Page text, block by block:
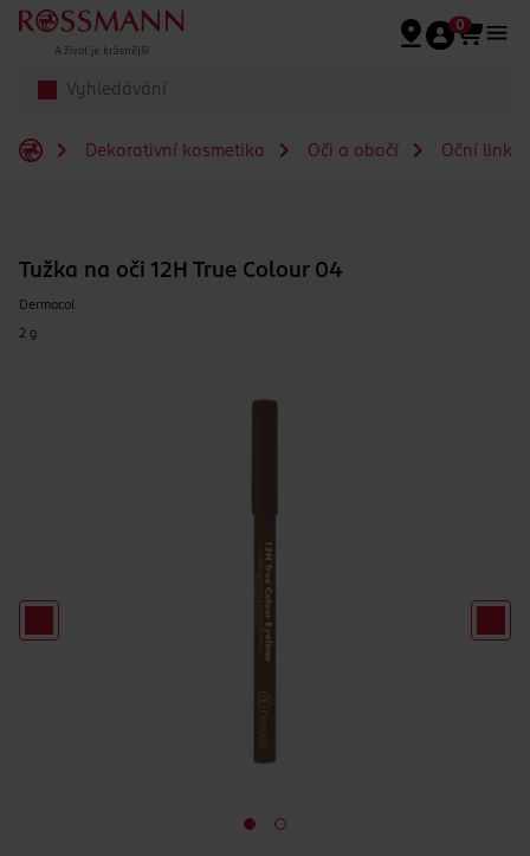
Přeskočit na hlavmní obsah
0
Dekorativní kosmetika Oči a obočí Oční linky
Tužka na oči 12H True Colour 04
Dermacol
2 g